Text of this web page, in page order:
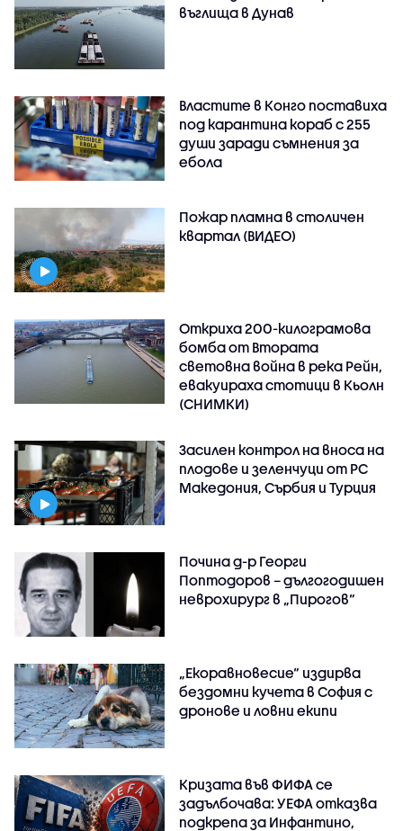
въглища в Дунав
Властите в Конго поставиха
под карантина кораб с 255
души заради съмнения за
ебола
Пожар пламна в столичен
квартал (ВИДЕО)
Откриха 200-килограмова
бомба от Втората
световна война в река Рейн,
евакуираха стотици в Кьолн
(СНИМКИ)
Засилен контрол на вноса на
плодове и зеленчуци от РС
Македония, Сърбия и Турция
Почина д-р Георги
Поптодоров – дългогодишен
неврохирург в „Пирогов“
„Екоравновесие“ издирва
бездомни кучета в София с
дронове и ловни екипи
Кризата във ФИФА се
задълбочава: УЕФА отказва
подкрепа за Инфантино,